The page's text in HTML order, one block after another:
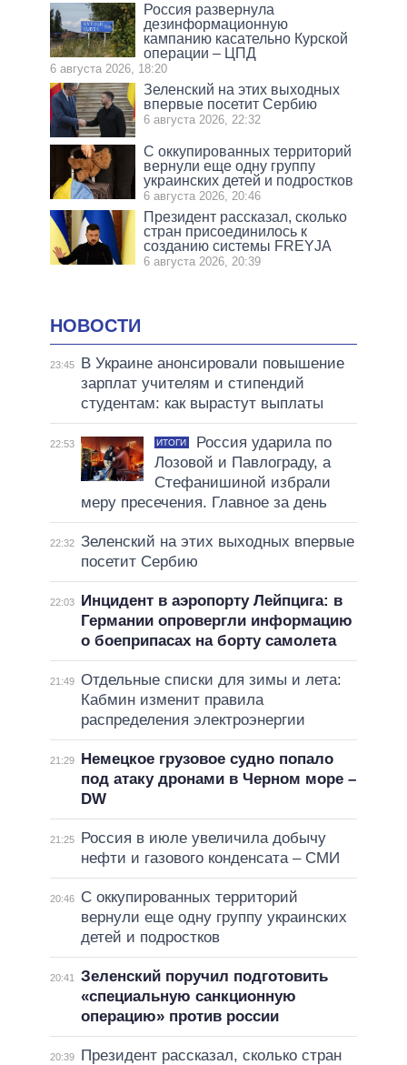
Россия развернула
дезинформационную
кампанию касательно Курской
операции – ЦПД
6 августа 2026, 18:20
Зеленский на этих выходных
впервые посетит Сербию
6 августа 2026, 22:32
С оккупированных территорий
вернули еще одну группу
украинских детей и подростков
6 августа 2026, 20:46
Президент рассказал, сколько
стран присоединилось к
созданию системы FREYJA
6 августа 2026, 20:39
НОВОСТИ
23:45
В Украине анонсировали повышение
зарплат учителям и стипендий
студентам: как вырастут выплаты
22:53 ИТОГИ
Россия ударила по
Лозовой и Павлограду, а
Стефанишиной избрали
меру пресечения. Главное за день
22:32 Зеленский на этих выходных впервые
посетит Сербию
22:03
Инцидент в аэропорту Лейпцига: в
Германии опровергли информацию
о боеприпасах на борту самолета
21:49 Отдельные списки для зимы и лета:
Кабмин изменит правила
распределения электроэнергии
21:29
Немецкое грузовое судно попало
под атаку дронами в Черном море –
DW
21:25
Россия в июле увеличила добычу
нефти и газового конденсата – СМИ
20:46
С оккупированных территорий
вернули еще одну группу украинских
детей и подростков
20:41
Зеленский поручил подготовить
«специальную санкционную
операцию» против россии
20:39
Президент рассказал, сколько стран